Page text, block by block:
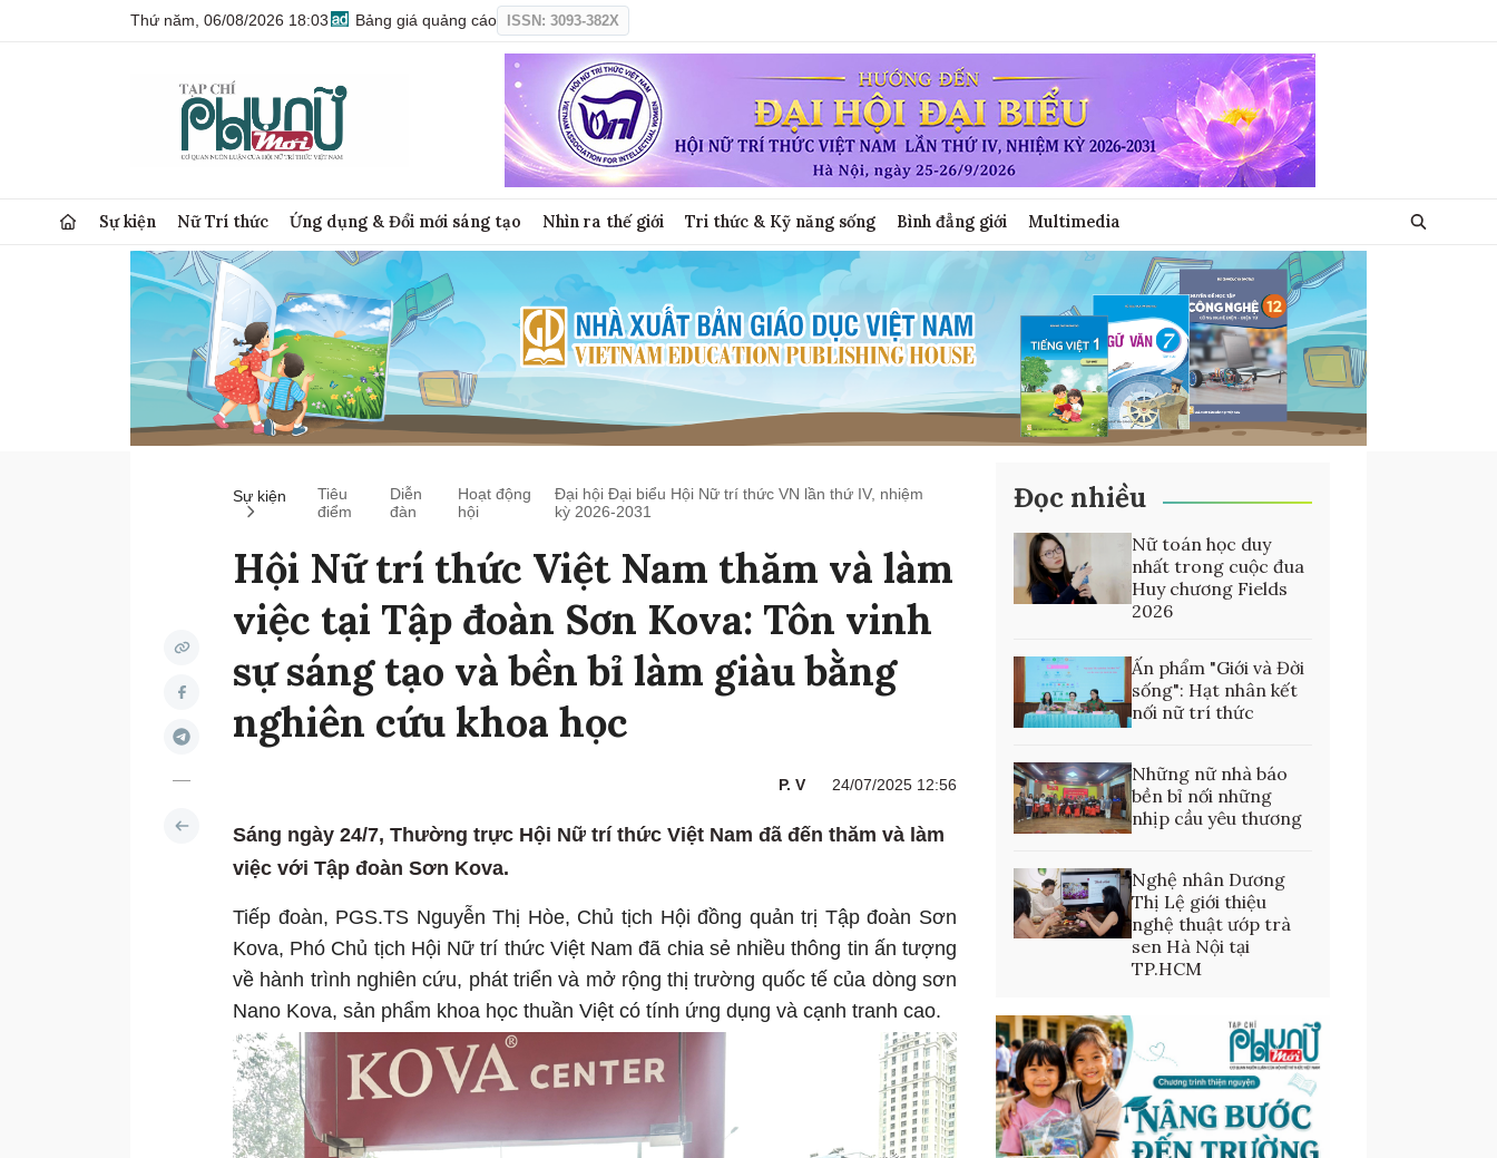
Thứ năm, 06/08/2026 18:03 Bảng giá quảng cáo ISSN: 3093-382X
Sự kiện Nữ Trí thức Ứng dụng & Đổi mới sáng tạo Nhìn ra thế giới Tri thức & Kỹ năng sống Bình đẳng giới Multimedia
Sự kiện
Tiêu
điểm
Diễn
đàn
Hoạt động
hội
Đại hội Đại biểu Hội Nữ trí thức VN lần thứ IV, nhiệm
kỳ 2026-2031
Hội Nữ trí thức Việt Nam thăm và làm
việc tại Tập đoàn Sơn Kova: Tôn vinh
sự sáng tạo và bền bỉ làm giàu bằng
nghiên cứu khoa học
P. V 24/07/2025 12:56
Sáng ngày 24/7, Thường trực Hội Nữ trí thức Việt Nam đã đến thăm và làm
việc với Tập đoàn Sơn Kova.
Tiếp đoàn, PGS.TS Nguyễn Thị Hòe, Chủ tịch Hội đồng quản trị Tập đoàn Sơn
Kova, Phó Chủ tịch Hội Nữ trí thức Việt Nam đã chia sẻ nhiều thông tin ấn tượng
về hành trình nghiên cứu, phát triển và mở rộng thị trường quốc tế của dòng sơn
Nano Kova, sản phẩm khoa học thuần Việt có tính ứng dụng và cạnh tranh cao.
Đọc nhiều
Nữ toán học duy
nhất trong cuộc đua
Huy chương Fields
2026
Ấn phẩm "Giới và Đời
sống": Hạt nhân kết
nối nữ trí thức
Những nữ nhà báo
bền bỉ nối những
nhịp cầu yêu thương
Nghệ nhân Dương
Thị Lệ giới thiệu
nghệ thuật ướp trà
sen Hà Nội tại
TP.HCM